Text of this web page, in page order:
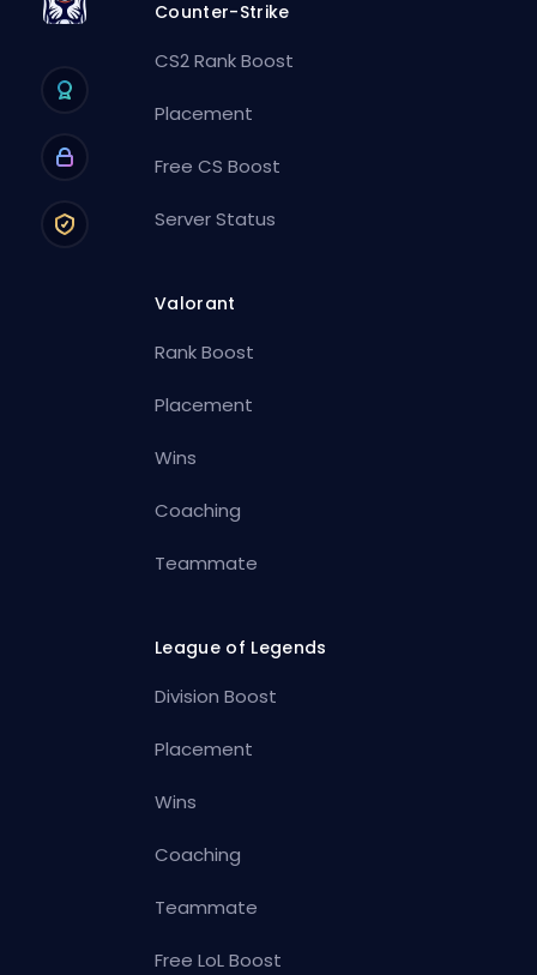
Counter-Strike
CS2 Rank Boost
Placement
Free CS Boost
Server Status
Valorant
Rank Boost
Placement
Wins
Coaching
Teammate
League of Legends
Division Boost
Placement
Wins
Coaching
Teammate
Free LoL Boost